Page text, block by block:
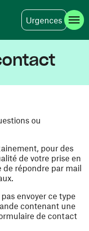
Urgences
ou
pour des
de votre prise en
de répondre par mail
envoyer ce type
contenant une
de contact